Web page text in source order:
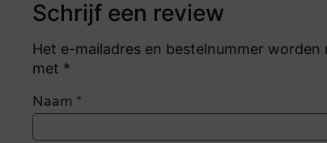
Schrijf een review
Het e-mailadres en bestelnummer
met *
Naam *